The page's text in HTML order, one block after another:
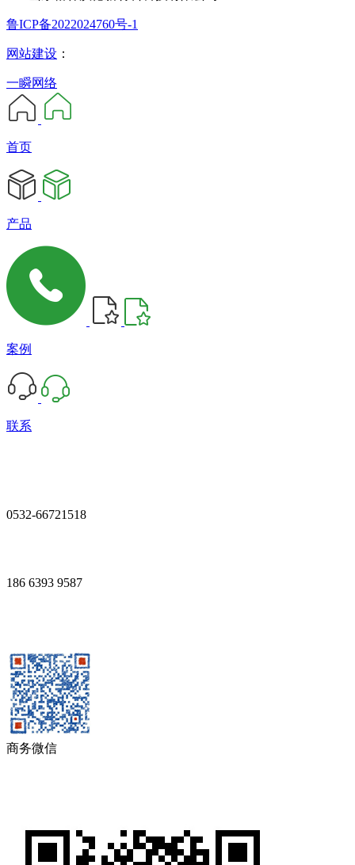
鲁ICP备2022024760号-1
网站建设 ：
一瞬网络
首页
产品
案例
联系
0532-66721518
186 6393 9587
商务微信